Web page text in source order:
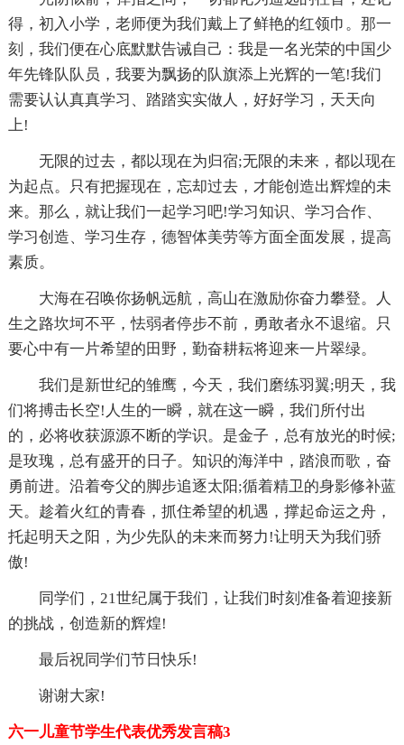
得，初入小学，老师便为我们戴上了鲜艳的红领巾。那一
刻，我们便在心底默默告诫自己：我是一名光荣的中国少
年先锋队队员，我要为飘扬的队旗添上光辉的一笔!我们
需要认认真真学习、踏踏实实做人，好好学习，天天向
上!
无限的过去，都以现在为归宿;无限的未来，都以现在
为起点。只有把握现在，忘却过去，才能创造出辉煌的未
来。那么，就让我们一起学习吧!学习知识、学习合作、
学习创造、学习生存，德智体美劳等方面全面发展，提高
素质。
大海在召唤你扬帆远航，高山在激励你奋力攀登。人
生之路坎坷不平，怯弱者停步不前，勇敢者永不退缩。只
要心中有一片希望的田野，勤奋耕耘将迎来一片翠绿。
我们是新世纪的雏鹰，今天，我们磨练羽翼;明天，我
们将搏击长空!人生的一瞬，就在这一瞬，我们所付出
的，必将收获源源不断的学识。是金子，总有放光的时候;
是玫瑰，总有盛开的日子。知识的海洋中，踏浪而歌，奋
勇前进。沿着夸父的脚步追逐太阳;循着精卫的身影修补蓝
天。趁着火红的青春，抓住希望的机遇，撑起命运之舟，
托起明天之阳，为少先队的未来而努力!让明天为我们骄
傲!
同学们，21世纪属于我们，让我们时刻准备着迎接新
的挑战，创造新的辉煌!
最后祝同学们节日快乐!
谢谢大家!
六一儿童节学生代表优秀发言稿3